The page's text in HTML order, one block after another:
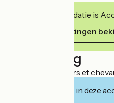
Deze accommodatie is
Haar verplichtingen
Beschrijving
Accueil de cavaliers et
Geïnteresseerd in deze